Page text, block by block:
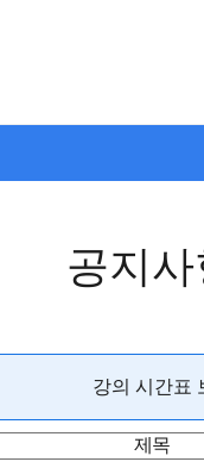
공지사
강의 시간표
제목